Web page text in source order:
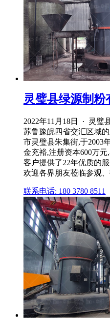
灵璧县绿源制粉
2022年11月18日 · 灵璧
苏鲁豫皖四省交汇区域
市灵璧县朱集街,于2003
金充裕,注册资本600万
客户提供了22年优质的
欢迎各界朋友莅临参观
联系电话: 180 3780 8511